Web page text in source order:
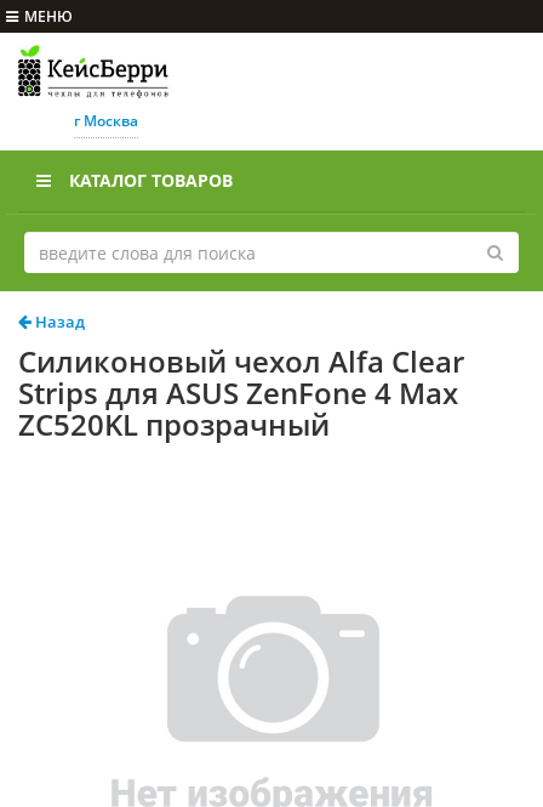
МЕНЮ
г Москва
КАТАЛОГ ТОВАРОВ
Назад
Силиконовый чехол Alfa Clear
Strips для ASUS ZenFone 4 Max
ZC520KL прозрачный